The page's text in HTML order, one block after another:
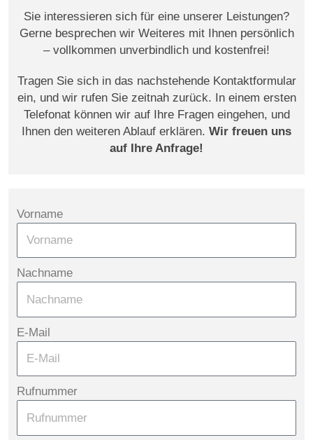
Sie interessieren sich für eine unserer Leistungen?
Gerne besprechen wir Weiteres mit Ihnen persönlich
– vollkommen unverbindlich und kostenfrei!
Tragen Sie sich in das nachstehende Kontaktformular
ein, und wir rufen Sie zeitnah zurück. In einem ersten
Telefonat können wir auf Ihre Fragen eingehen, und
Ihnen den weiteren Ablauf erklären. Wir freuen uns
auf Ihre Anfrage!
Vorname
Nachname
E-Mail
Rufnummer